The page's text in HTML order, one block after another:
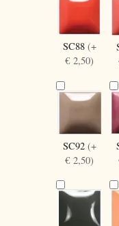
SC88 (+
€ 2,50)
SC92 (+
€ 2,50)